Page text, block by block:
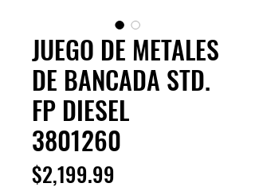
JUEGO DE METALES
DE BANCADA STD.
FP DIESEL
3801260
$2,199.99